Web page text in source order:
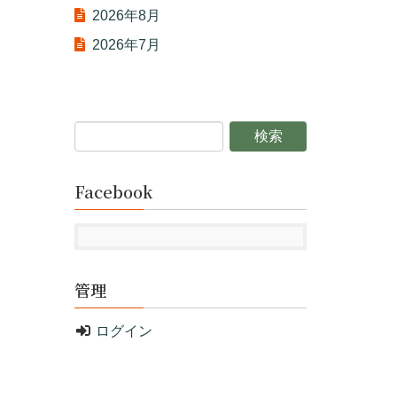
2026年8月
2026年7月
Facebook
管理
ログイン